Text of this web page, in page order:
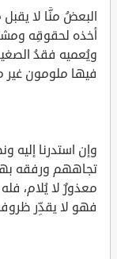
البعضُ منَّا لا
أخذه لحقوقِه
ويُعميه فقدُ
فيها ملومون غير
وإن استدرنا
تجاههم ورفقه
معذورٌ لا يُلام،
فهو لا يقدِّر